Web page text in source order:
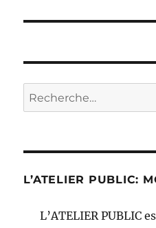
Recherche
pour :
L’ATELIER PUBLIC:
L’ATELIER PUBLIC